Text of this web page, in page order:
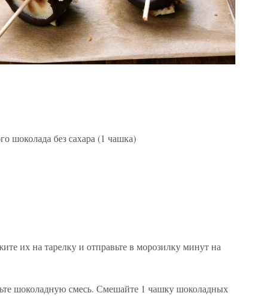
шоколада без сахара (1 чашка)
их на тарелку и отправьте в морозилку минут на
шоколадную смесь. Смешайте 1 чашку шоколадных